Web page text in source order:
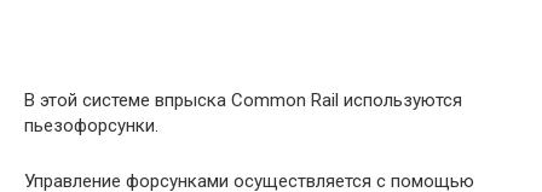
В этой системе впрыска Common Rail используются
пьезофорсунки.
Управление форсунками осуществляется с помощью